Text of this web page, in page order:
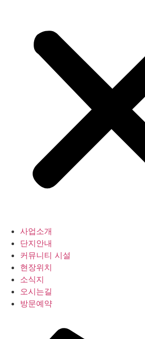
사업소개
단지안내
커뮤니티 시설
현장위치
소식지
오시는길
방문예약